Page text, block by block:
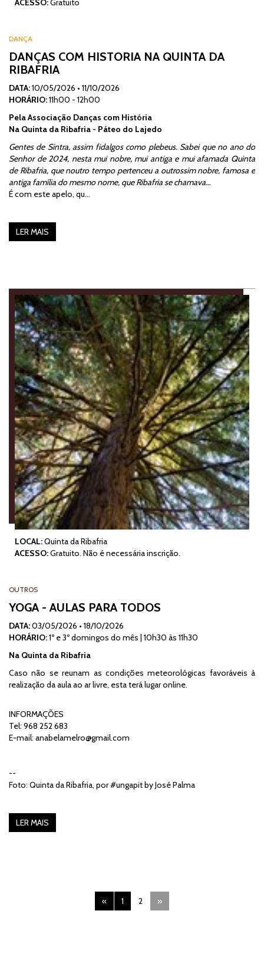
ACESSO:Gratuito
DANÇA
DANÇAS COM HISTORIA NA QUINTA DA
RIBAFRIA
DATA:10/05/2026 • 11/10/2026
HORÁRIO:11h00 - 12h00
Pela Associação Danças com História
Na Quinta da Ribafria - Páteo do Lajedo
Gentes de Sintra, assim fidalgos como plebeus. Sabei que no ano do
Senhor de 2024, nesta mui nobre, mui antiga e mui afamada Quinta
de Ribafria, que noutro tempo pertenceu a outrossim nobre, famosa e
antiga família do mesmo nome, que Ribafria se chamava…
É com este apelo, qu…
LER MAIS
LOCAL:Quinta da Ribafria
ACESSO:Gratuito. Não é necessária inscrição.
OUTROS
YOGA - AULAS PARA TODOS
DATA:03/05/2026 • 18/10/2026
HORÁRIO:1º e 3º domingos do mês | 10h30 às 11h30
Na Quinta da Ribafria
Caso não se reunam as condições meteorológicas favoráveis à
realização da aula ao ar livre, esta terá lugar online.
INFORMAÇÕES
Tel: 968 252 683
E-mail: anabelamelro@gmail.com
--
Foto: Quinta da Ribafria, por #ungapit by José Palma
LER MAIS
« 1 2 »